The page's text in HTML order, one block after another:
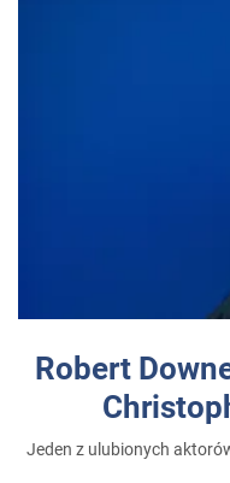
Robert
Jeden z ulubionych